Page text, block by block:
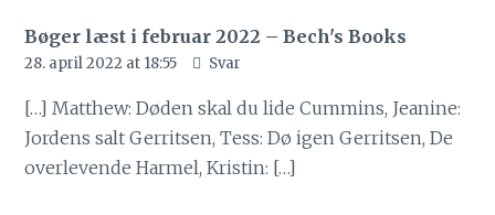
Bøger læst i februar 2022 – Bech's Books
28. april 2022 at 18:55 Svar
[…] Matthew: Døden skal du lide Cummins, Jeanine:
Jordens salt Gerritsen, Tess: Dø igen Gerritsen, De
overlevende Harmel, Kristin: […]